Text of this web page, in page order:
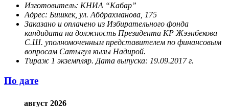
Изготовитель: КНИА “Кабар”
Адрес: Бишкек, ул. Абдрахманова, 175
Заказано и оплачено из Избирательного фонда
кандидата на должность Президента КР Жээнбекова
С.Ш. уполномоченным представителем по финансовым
вопросам Сатыгул кызы Надирой.
Тираж 1 экземпляр. Дата выпуска: 19.09.2017 г.
По дате
август 2026